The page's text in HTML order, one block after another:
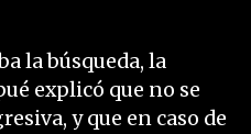
la búsqueda, la
explicó que no se
y que en caso de